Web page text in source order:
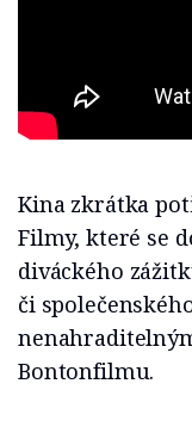
Kina zkrátka
Filmy, které se
diváckého
či
Bontonfilmu.